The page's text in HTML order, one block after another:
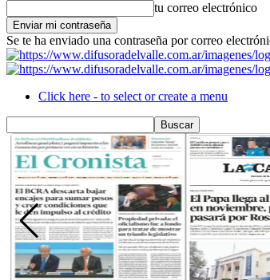
tu correo electrónico
Se te ha enviado una contraseña por correo
Click here - to select or create a menu